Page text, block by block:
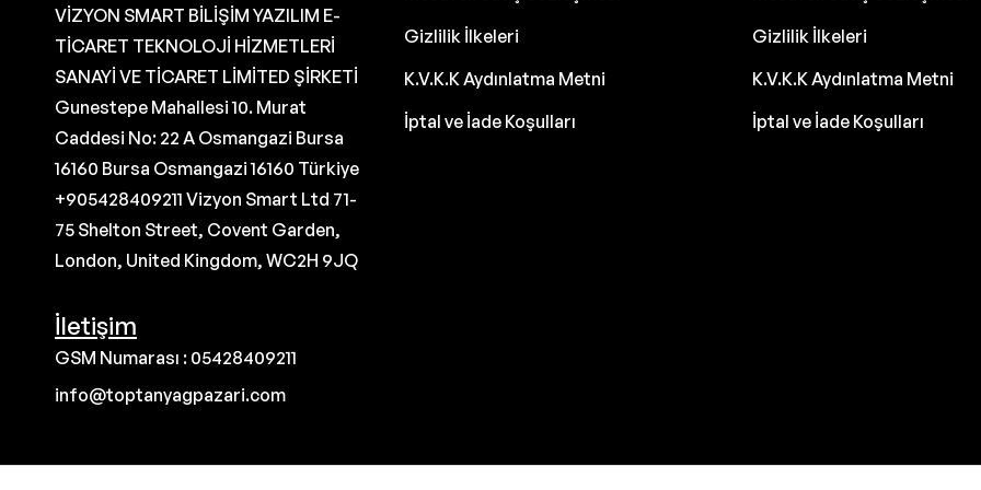
VİZYON SMART BİLİŞİM YAZILIM E-
TİCARET TEKNOLOJİ HİZMETLERİ
SANAYİ VE TİCARET LİMİTED ŞİRKETİ
Gunestepe Mahallesi 10. Murat
Caddesi No: 22 A Osmangazi Bursa
16160 Bursa Osmangazi 16160 Türkiye
+905428409211 Vizyon Smart Ltd 71-
75 Shelton Street, Covent Garden,
London, United Kingdom, WC2H 9JQ
İletişim
GSM Numarası : 05428409211
info@toptanyagpazari.com
Gizlilik İlkeleri
K.V.K.K Aydınlatma Metni
İptal ve İade Koşulları
Gizlilik İlkeleri
K.V.K.K Aydınlatma Metni
İptal ve İade Koşulları